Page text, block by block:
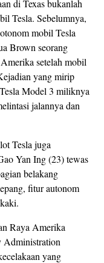
di Texas bukanlah
Tesla. Sebelumnya,
mobil Tesla
Brown seorang
setelah mobil
yang mirip
Model 3 miliknya
jalannya dan
Tesla juga
Yan Ing (23) tewas
belakang
fitur autonom
Raya Amerika
Administration
yang